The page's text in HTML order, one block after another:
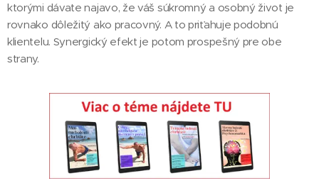
ktorými dávate najavo, že váš súkromný a osobný život je
rovnako dôležitý ako pracovný. A to priťahuje podobnú
klientelu. Synergický efekt je potom prospešný pre obe
strany.